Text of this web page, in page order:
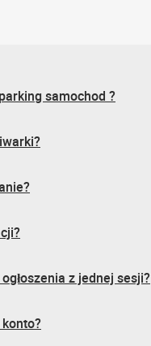
samochod ?
z jednej sesji?